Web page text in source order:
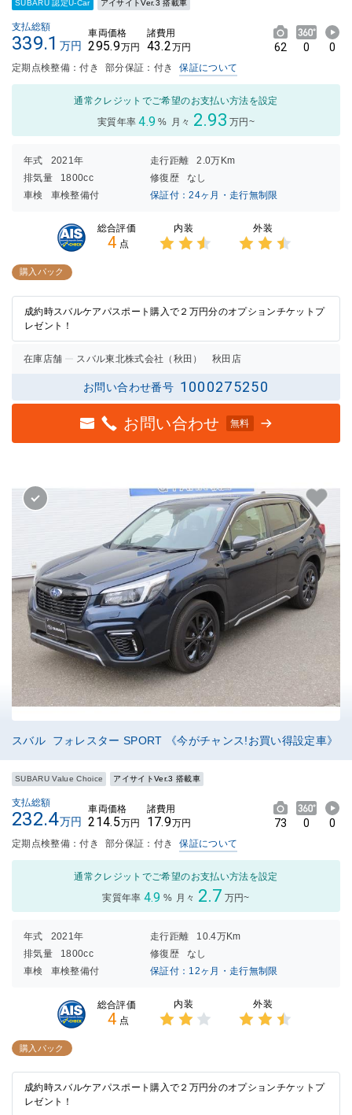
SUBARU 認定U-Car アイサイトVer.3 搭載車
支払総額
339.1 万円
車両価格
295.9万円
諸費用
43.2万円 62 0 0
定期点検整備：付き 部分保証：付き 保証について
通常クレジットでご希望のお支払い方法を設定
実質年率 4.9 % 月々 2.93 万円~
年式 2021年 走行距離
2.0万Km
排気量
1800cc 修復歴
なし
車検
車検整備付 保証付：24ヶ月・走行無制限
総合評価
4 点
内装 外装
購入パック
成約時スバルケアパスポート購入で２万円分のオプションチケットプ
レゼント！
在庫店舗 スバル東北株式会社（秋田） 秋田店
お問い合わせ番号 1000275250
お問い合わせ 無料
スバル フォレスター SPORT 《今がチャンス!お買い得設定車》
SUBARU Value Choice アイサイトVer.3 搭載車
支払総額
232.4万円
車両価格
214.5万円
諸費用
17.9万円 73 0 0
定期点検整備：付き 部分保証：付き 保証について
通常クレジットでご希望のお支払い方法を設定
実質年率 4.9 % 月々 2.7 万円~
年式 2021年 走行距離
10.4万Km
排気量
1800cc 修復歴
なし
車検
車検整備付 保証付：12ヶ月・走行無制限
総合評価
4 点
内装 外装
購入パック
成約時スバルケアパスポート購入で２万円分のオプションチケットプ
レゼント！